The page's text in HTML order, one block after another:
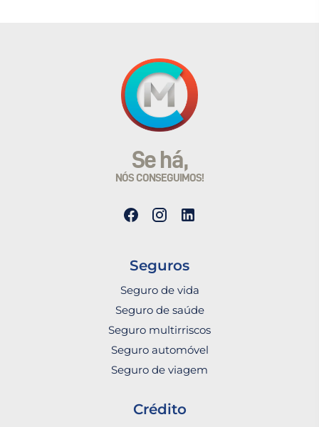
Se há,
NÓS CONSEGUIMOS!
Seguros
Seguro de vida
Seguro de saúde
Seguro multirriscos
Seguro automóvel
Seguro de viagem
Crédito